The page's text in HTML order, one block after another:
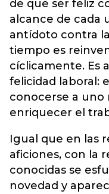
de que ser feliz
alcance de cada
antídoto contra
tiempo es
cíclicamente. Es
felicidad laboral:
conocerse a uno
enriquecer el
Igual que en las
aficiones, con la
conocidas se
novedad y